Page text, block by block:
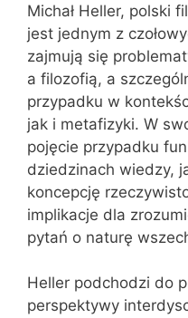
Michał Heller, polski
jest jednym z
zajmują się
a filozofią, a
przypadku w
jak i metafizyki. W
pojęcie przypadku
dziedzinach wiedzy,
koncepcję
implikacje dla
pytań o naturę
Heller podchodzi do
perspektywy